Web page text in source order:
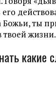
Божьи, ты
твоей жизни.
какие